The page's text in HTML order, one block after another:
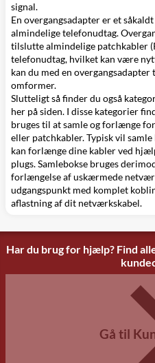
signal.
En overgangsadapterer et
almindelige telefonudtag.
tilslutte almindelige patchkabler
telefonudtag, hvilket kan være
kan du med en
omformer.
Slutteligt så finder du også
her på siden. I disse kategorier
bruges til at samle og forlænge
eller patchkabler. Typisk vil
kan forlænge dine kabler ved
plugs. Samlebokse bruges
forlængelse af uskærmede
udgangspunkt med komplet
aflastning af dit netværkskabel.
Har du brug for hjælp? Find
Gå til